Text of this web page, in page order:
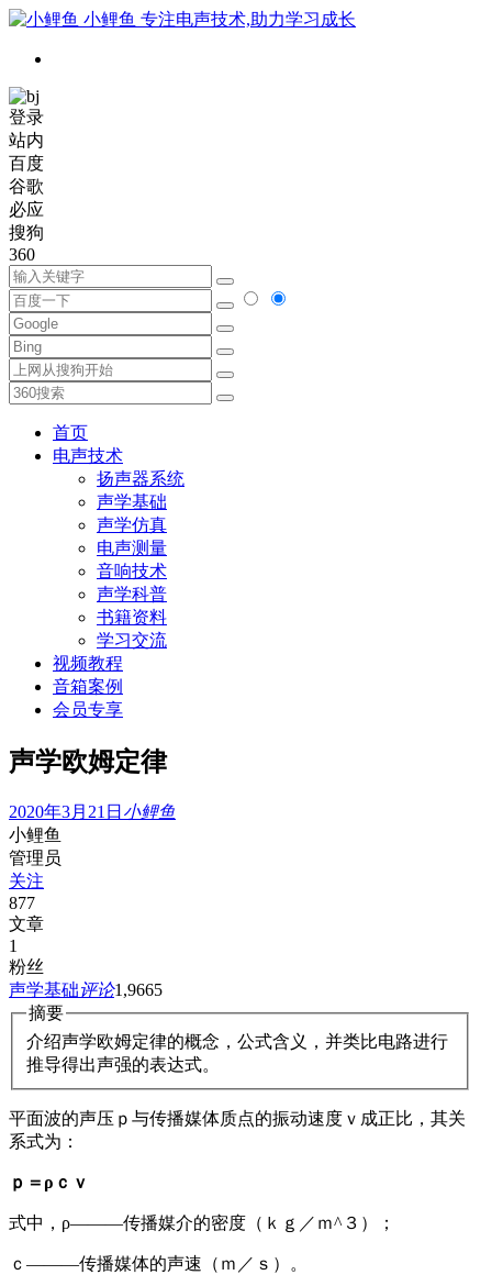
小鲤鱼 专注电声技术,助力学习成长
登录
站内
百度
谷歌
必应
搜狗
360
首页
电声技术
扬声器系统
声学基础
声学仿真
电声测量
音响技术
声学科普
书籍资料
学习交流
视频教程
音箱案例
会员专享
声学欧姆定律
2020年3月21日 小鲤鱼
小鲤鱼
管理员
关注
877
文章
1
粉丝
声学基础评论1,9665
摘要
介绍声学欧姆定律的概念，公式含义，并类比电路进行
推导得出声强的表达式。
平面波的声压ｐ与传播媒体质点的振动速度ｖ成正比，其关
系式为：
ｐ＝ρｃｖ
式中，ρ———传播媒介的密度（ｋｇ／ｍ^３）；
ｃ———传播媒体的声速（ｍ／ｓ）。